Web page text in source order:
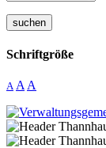
suchen
Schriftgröße
A A A